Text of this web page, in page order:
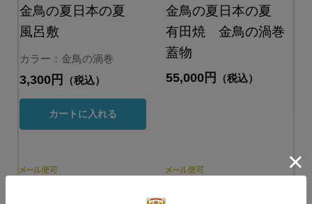
金鳥の夏日本の夏
風呂敷
カラー：金鳥の渦巻
3,300円 （税込）
カートに入れる
金鳥の夏日本の夏
有田焼 金鳥の渦巻
蓋物
55,000円 （税込）